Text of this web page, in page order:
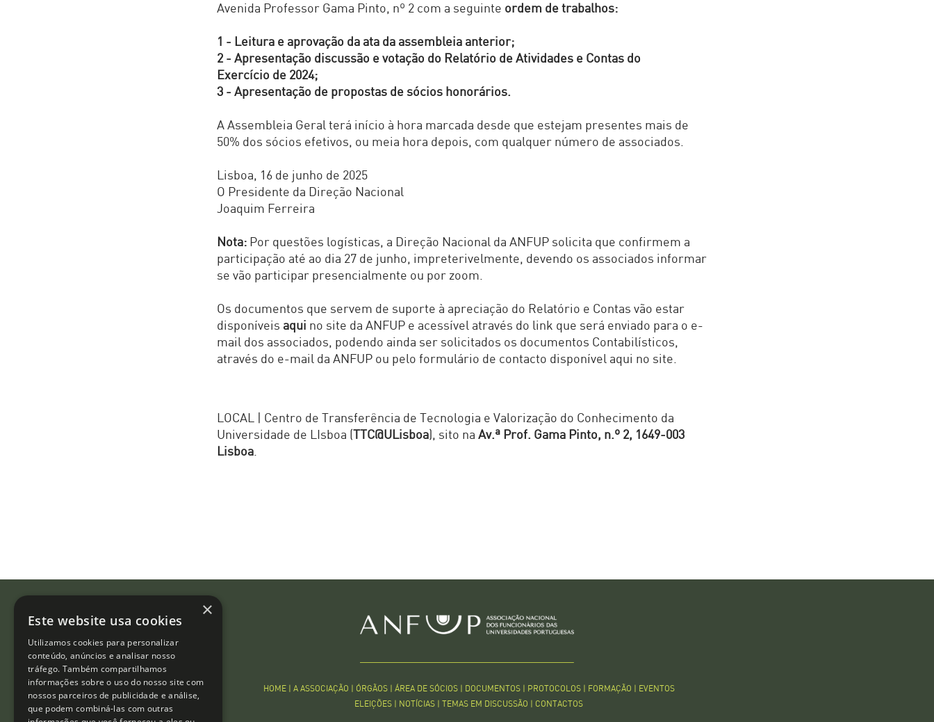
Avenida Professor Gama Pinto, nº 2 com a seguinte ordem de trabalhos:
1 - Leitura e aprovação da ata da assembleia anterior;
2 - Apresentação discussão e votação do Relatório de Atividades e Contas do
Exercício de 2024;
3 - Apresentação de propostas de sócios honorários.
A Assembleia Geral terá início à hora marcada desde que estejam presentes mais de
50% dos sócios efetivos, ou meia hora depois, com qualquer número de associados.
Lisboa, 16 de junho de 2025
O Presidente da Direção Nacional
Joaquim Ferreira
Nota: Por questões logísticas, a Direção Nacional da ANFUP solicita que confirmem a
participação até ao dia 27 de junho, impreterivelmente, devendo os associados informar
se vão participar presencialmente ou por zoom.
Os documentos que servem de suporte à apreciação do Relatório e Contas vão estar
disponíveis aqui no site da ANFUP e acessível através do link que será enviado para o e-
mail dos associados, podendo ainda ser solicitados os documentos Contabilísticos,
através do e-mail da ANFUP ou pelo formulário de contacto disponível aqui no site.
LOCAL | Centro de Transferência de Tecnologia e Valorização do Conhecimento da
Universidade de LIsboa ( TTC@ULisboa), sito na Av.ª Prof. Gama Pinto, n.º 2, 1649-003
Lisboa.
HOME| A ASSOCIAÇÃO ÓRGÃOS| ÁREA DE SÓCIOS| DOCUMENTOS| PROTOCOLOS| FORMAÇÃO
EVENTOS
ELEIÇÕES
NOTÍCIAS TEMAS EM DISCUSSÃO CONTACTOS
×
Este website usa cookies
Utilizamos cookies para personalizar
conteúdo, anúncios e analisar nosso
tráfego. Também compartilhamos
informações sobre o uso do nosso site com
nossos parceiros de publicidade e análise,
que podem combiná-las com outras